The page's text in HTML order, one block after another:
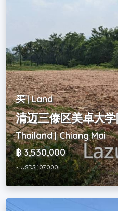
买 | Land
清迈三傣区美卓大
Thailand | Chiang Mai
฿ 3,530,000
~ USD$ 107,000